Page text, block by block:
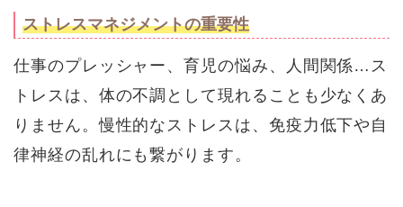
ストレスマネジメントの重要性
仕事のプレッシャー、育児の悩み、人間関係…ス
トレスは、体の不調として現れることも少なくあ
りません。慢性的なストレスは、免疫力低下や自
律神経の乱れにも繋がります。